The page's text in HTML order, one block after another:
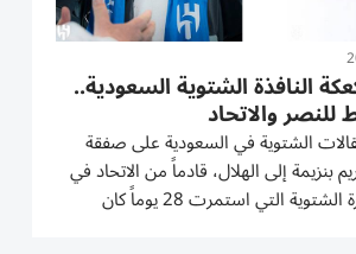
النافذة الشتوية السعودية..
والاتحاد
الشتوية في السعودية على صفقة
بنزيمة إلى الهلال، قادماً من الاتحاد في
أهم صفقات الفترة الشتوية التي استمرت 28 يوماً كان